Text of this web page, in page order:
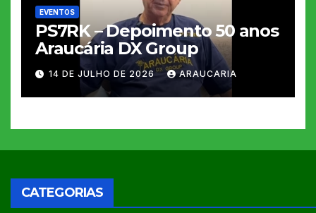
EVENTOS
PS7RK – Depoimento 50 anos
Araucária DX Group
14 DE JULHO DE 2026 ARAUCARIA
CATEGORIAS